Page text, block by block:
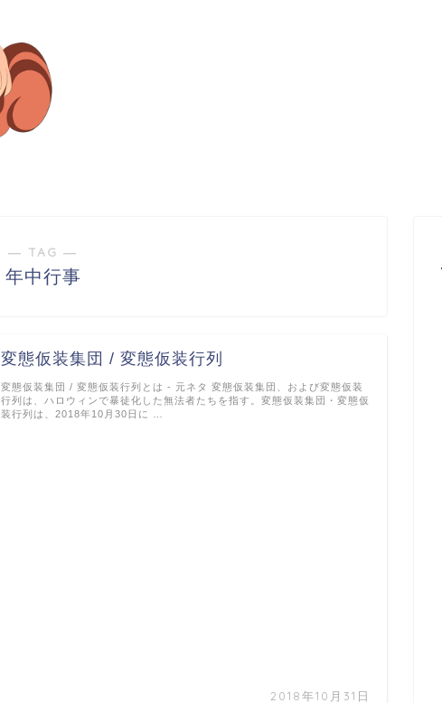
― TAG ―
年中行事
変態仮装集団 / 変態仮装行列
2018年10月31日
変態仮装集団 / 変態仮装行列とは - 元ネタ 変態仮装集団、および変態仮装
行列は、ハロウィンで暴徒化した無法者たちを指す。変態仮装集団・変態仮
装行列は、2018年10月30日に …